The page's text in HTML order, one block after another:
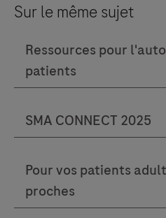
Sur le même sujet